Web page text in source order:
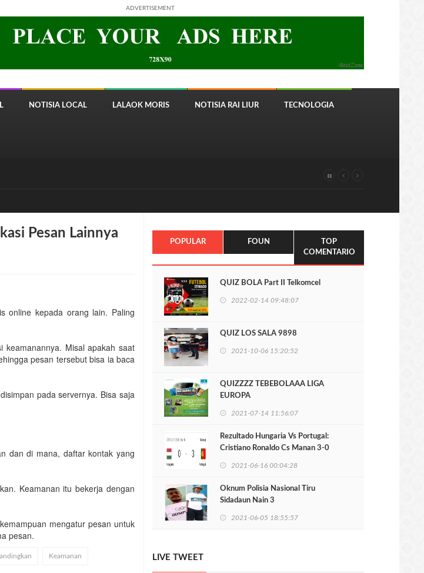
ADVERTISEMENT
NOTISIA LOCAL LALAOK MORIS NOTISIA RAI LIUR TECNOLOGIA
Pesan Lainnya
online kepada orang lain. Paling
keamanannya. Misal apakah saat
pesan tersebut bisa ia baca
pada servernya. Bisa saja
dan di mana, daftar kontak yang
Keamanan itu bekerja dengan
mengatur pesan untuk
pesan.
Keamanan
POPULAR FOUN
TOP
COMENTARIO
QUIZ BOLA Part II Telkomcel
2022-02-14 09:48:07
QUIZ LOS SALA 9898
2021-10-06 15:20:52
QUIZZZZ TEBEBOLAAA LIGA
EUROPA
2021-07-14 11:56:07
Rezultado Hungaria Vs Portugal:
Cristiano Ronaldo Cs Manan 3-0
2021-06-16 00:04:28
Oknum Polisia Nasional Tiru
Sidadaun Nain 3
2021-06-05 18:55:57
LIVE TWEET